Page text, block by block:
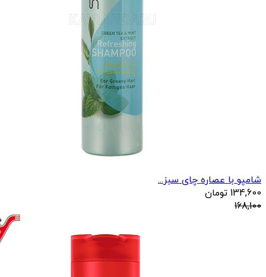
شامپو با عصاره چای سبز...
134,600 تومان
168,100